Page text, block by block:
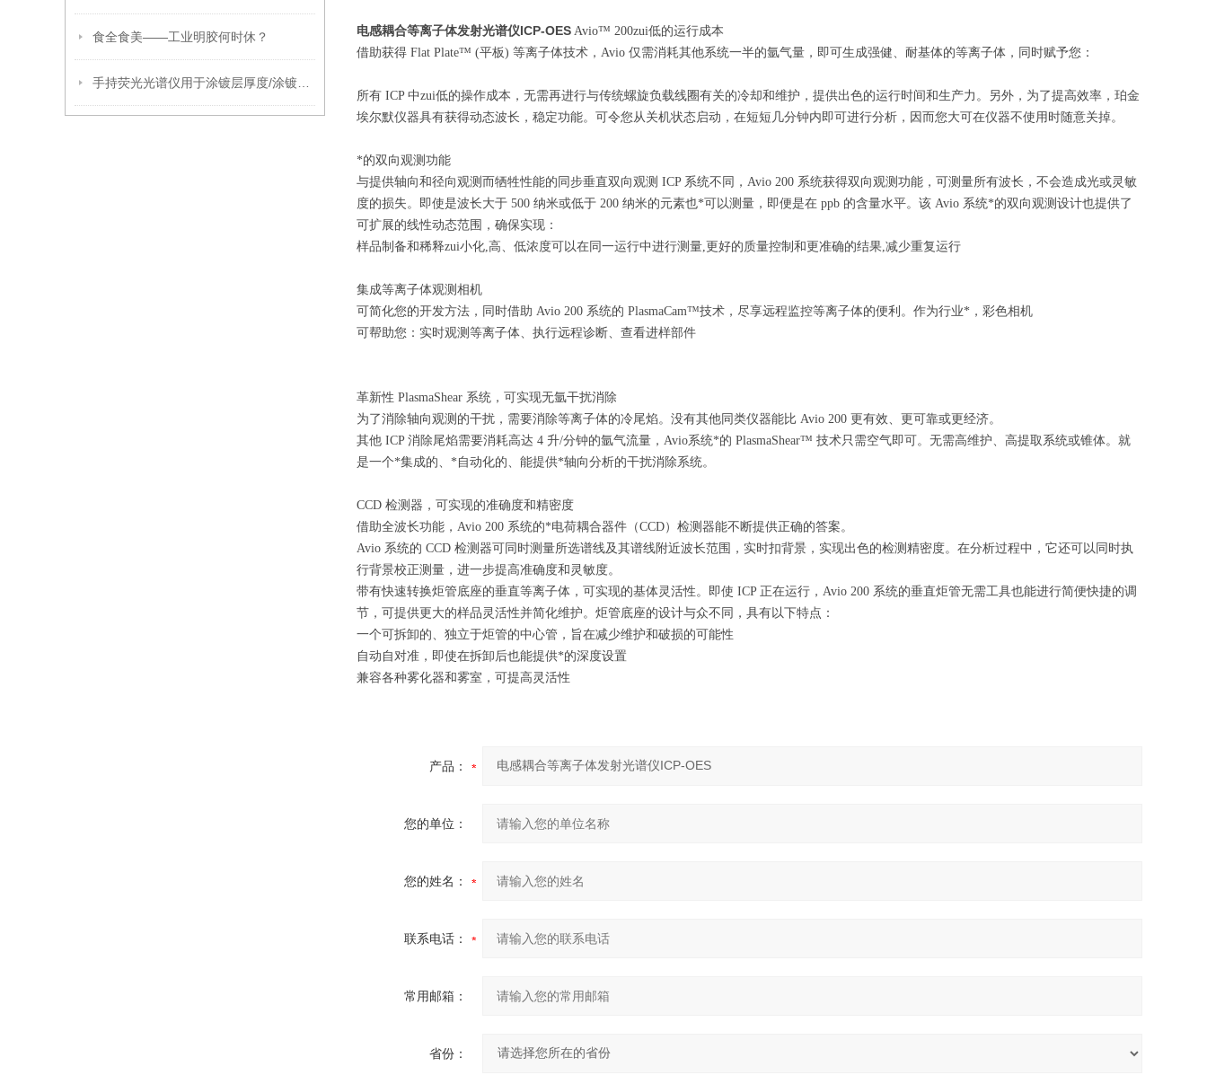
食全食美——工业明胶何时休？ 电感耦合等离子体发射光谱仪ICP-OES Avio™ 200zui低的运行成本
借助获得 Flat Plate™ (平板) 等离子体技术，Avio 仅需消耗其他系统一半的氩气量，即可生成强健、耐基体的等离子体，同时赋予您：
所有 ICP 中zui低的操作成本 ， 无需再进行与传统螺旋负载线圈有关的冷却和维护，提供出色的运行时间和生产力 。
另外，为了提高效率，珀金
埃尔默仪器具有获得动态波长，稳定功能。可令您从关机状态启动，在短短几分钟内即可进行分析，因而您大可在仪器不使用时随意关掉。
*的双向观测功能
与提供轴向和径向观测而牺牲性能的同步垂直双向观测 ICP 系统不同，Avio 200 系统获得双向观测功能，可测量所有波长，不会造成光或灵敏
度的损失。即使是波长大于 500 纳米或低于 200 纳米的元素也*可以测量，即便是在 ppb 的含量水平。该 Avio 系统*的双向观测设计也提供了
可扩展的线性动态范围，确保实现：
样品制备和稀释zui小化,高、低浓度可以在同一运行中进行测量,更好的质量控制和更准确的结果,减少重复运行
集成等离子体观测相机
可简化您的开发方法，同时借助 Avio 200 系统的 PlasmaCam™技术，尽享远程监控等离子体的便利。作为行业*，彩色相机
可帮助您：实时观测等离子体、 执行远程诊断、 查看进样部件
革新性 PlasmaShear 系统，可实现无氩干扰消除
为了消除轴向观测的干扰，需要消除等离子体的冷尾焰。没有其他同类仪器能比 Avio 200 更有效、更可靠或更经济。
其他 ICP 消除尾焰需要消耗高达 4 升/分钟的氩气流量，Avio系统*的 PlasmaShear™ 技术只需空气即可。无需高维护、高提取系统或锥体。就
是一个*集成的、*自动化的、能提供*轴向分析的干扰消除系统。
CCD 检测器，可实现的准确度和精密度
借助全波长功能，Avio 200 系统的*电荷耦合器件（CCD）检测器能不断提供正确的答案。
Avio 系统的 CCD 检测器可同时测量所选谱线及其谱线附近波长范围，实时扣背景，实现出色的检测精密度。在分析过程中，它还可以同时执
行背景校正测量，进一步提高准确度和灵敏度。
带有快速转换炬管底座的垂直等离子体，可实现的基体灵活性。 即使 ICP 正在运行，Avio 200 系统的垂直炬管无需工具也能进行简便快捷的调
节，可提供更大的样品灵活性并简化维护。炬管底座的设计与众不同，具有以下特点：
一个可拆卸的、独立于炬管的中心管，旨在减少维护和破损的可能性
自动自对准，即使在拆卸后也能提供*的深度设置
兼容各种雾化器和雾室，可提高灵活性
产品：
您的单位：
您的姓名：
联系电话：
常用邮箱：
省份：